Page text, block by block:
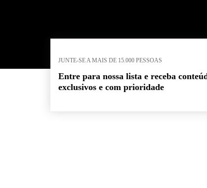
JUNTE-SE A MAIS DE 15.000 PESSOAS
Entre para nossa lista e receba
exclusivos e com prioridade